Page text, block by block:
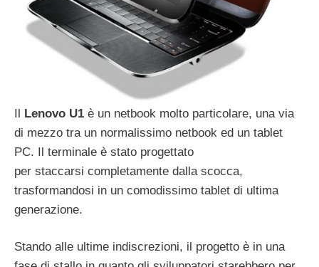
Il Lenovo U1 è un netbook molto particolare, una via
di mezzo tra un normalissimo netbook ed un tablet
PC. Il terminale è stato progettato
per staccarsi completamente dalla scocca,
trasformandosi in un comodissimo tablet di ultima
generazione.
Stando alle ultime indiscrezioni, il progetto è in una